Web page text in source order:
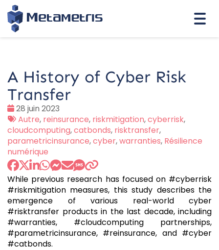
A History of Cyber Risk
Transfer
Date
:
28 juin 2023
Tags
:
Autre, reinsurance, riskmitigation,cyberrisk,
cloudcomputing,catbonds, risktransfer,
parametricinsurance,cyber,warranties, Résilience
numérique
While previous research has focused on #cyberrisk
#riskmitigation measures, this study describes the
emergence of various real-world cyber
#risktransfer products in the last decade, including
#warranties, #cloudcomputing partnerships,
#parametricinsurance, #reinsurance, and #cyber
#catbonds.